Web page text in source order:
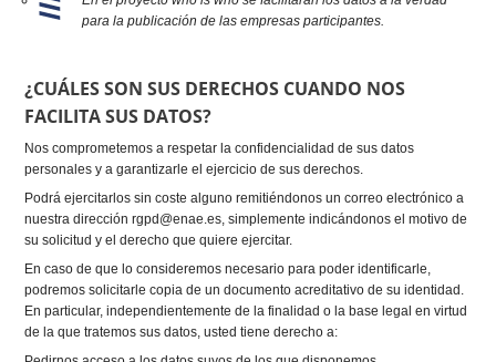
para la publicación de las empresas participantes.
¿CUÁLES SON SUS DERECHOS CUANDO NOS
FACILITA SUS DATOS?
Nos comprometemos a respetar la confidencialidad de sus datos
personales y a garantizarle el ejercicio de sus derechos.
Podrá ejercitarlos sin coste alguno remitiéndonos un correo electrónico a
nuestra dirección rgpd@enae.es, simplemente indicándonos el motivo de
su solicitud y el derecho que quiere ejercitar.
En caso de que lo consideremos necesario para poder identificarle,
podremos solicitarle copia de un documento acreditativo de su identidad.
En particular, independientemente de la finalidad o la base legal en virtud
de la que tratemos sus datos, usted tiene derecho a: